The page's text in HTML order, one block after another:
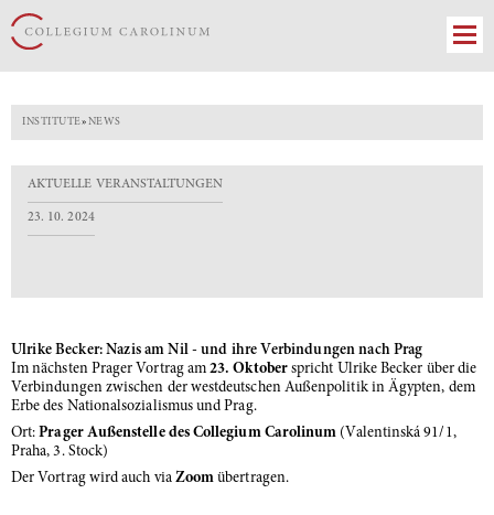
INSTITUTE» NEWS
AKTUELLE VERANSTALTUNGEN
23. 10. 2024
Ulrike Becker: Nazis am Nil - und ihre Verbindungen nach Prag
Im nächsten Prager Vortrag am 23. Oktober spricht Ulrike Becker über die
Verbindungen zwischen der westdeutschen Außenpolitik in Ägypten, dem
Erbe des Nationalsozialismus und Prag.
Ort:Prager Außenstelle des Collegium Carolinum (Valentinská 91/1,
Praha, 3. Stock)
Der Vortrag wird auch via Zoomübertragen.